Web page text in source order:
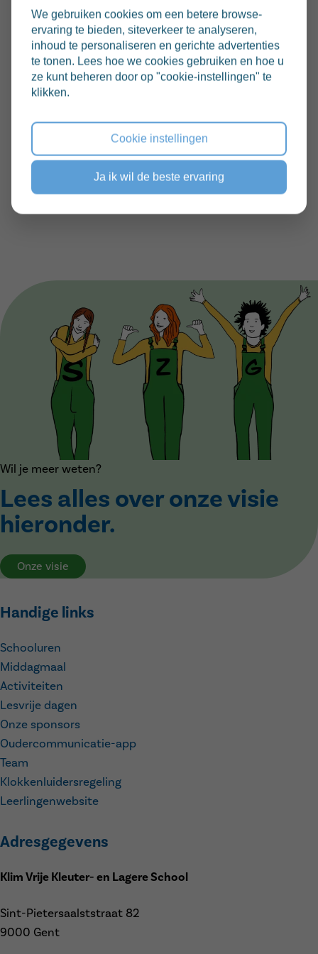
Naast het herhalen van deze kernwaarden stond er
ook een belangrijk thema op de agenda: het
respecteren van grenzen. Het is essentieel dat we
elkaar kunnen laten weten wanneer iets te veel is, of
wanneer we onze grenzen moeten aangeven. Het
veilige en harmonieuze sfeer op onze school.
We moedigen alle leerlingen aan om altijd eerlijk en
respectvol te communiceren over hun grenzen, en
Wil je meer weten?
Lees alles over onze visie
hieronder.
Onze visie
Handige links
Schooluren
Middagmaal
Activiteiten
Lesvrije dagen
Onze sponsors
Oudercommunicatie-app
Team
Klokkenluidersregeling
Leerlingenwebsite
Adresgegevens
Klim Vrije Kleuter- en Lagere School
Sint-Pietersaalststraat 82
9000 Gent
We gebruiken cookies om een betere browse-
ervaring te bieden, siteverkeer te analyseren,
inhoud te personaliseren en gerichte advertenties
te tonen. Lees hoe we cookies gebruiken en hoe u
ze kunt beheren door op "cookie-instellingen" te
klikken.
Cookie instellingen
Ja ik wil de beste ervaring